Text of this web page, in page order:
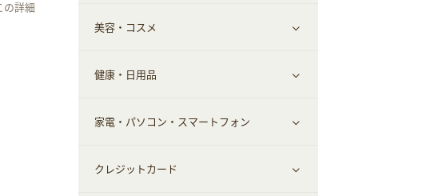
の詳細
デパート・スーパー
ファッション
インナー・下着
靴・フットウェア
小物・かばん
すべて見る
グルメ
ドリンク
お酒
美容・コスメ
すべて見る
スキンケア
メイクアップ
健康・日用品
すべて見る
健康食品｜青汁・飲料
家電・パソコン・スマートフォン
すべて見る
クレジットカード